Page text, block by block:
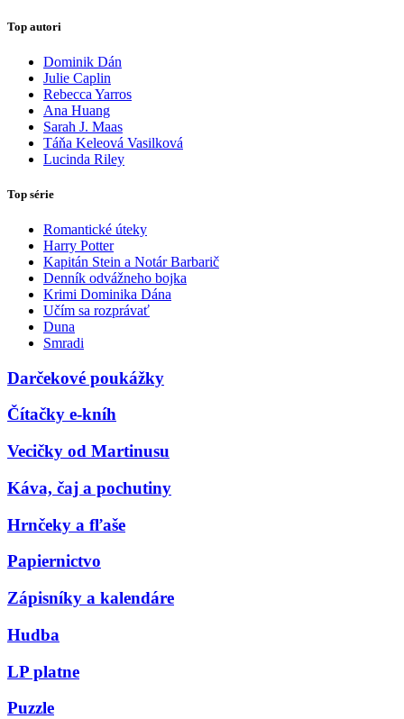
Top autori
Dominik Dán
Julie Caplin
Rebecca Yarros
Ana Huang
Sarah J. Maas
Táňa Keleová Vasilková
Lucinda Riley
Top série
Romantické úteky
Harry Potter
Kapitán Stein a Notár Barbarič
Denník odvážneho bojka
Krimi Dominika Dána
Učím sa rozprávať
Duna
Smradi
Darčekové poukážky
Čítačky e-kníh
Vecičky od Martinusu
Káva, čaj a pochutiny
Hrnčeky a fľaše
Papiernictvo
Zápisníky a kalendáre
Hudba
LP platne
Puzzle